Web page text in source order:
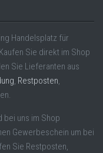
Handelsplatz für
Sie direkt im Shop
Sie Lieferanten aus
, Restposten,
uns im Shop
Gewerbeschein um bei
Sie Restposten,